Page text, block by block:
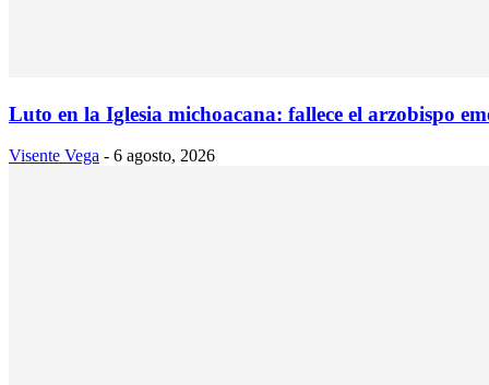
Luto en la Iglesia michoacana: fallece el arzobispo
Visente Vega - 6 agosto, 2026